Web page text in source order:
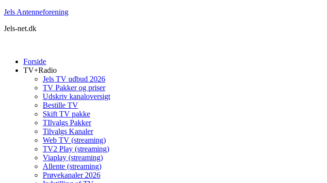
Jels Antenneforening
Jels-net.dk
Forside
TV+Radio
Jels TV udbud 2026
TV Pakker og priser
Udskriv kanaloversigt
Bestille TV
Skift TV pakke
TIlvalgs Pakker
Tilvalgs Kanaler
Web TV (streaming)
TV2 Play (streaming)
Viaplay (streaming)
Allente (streaming)
Prøvekanaler 2026